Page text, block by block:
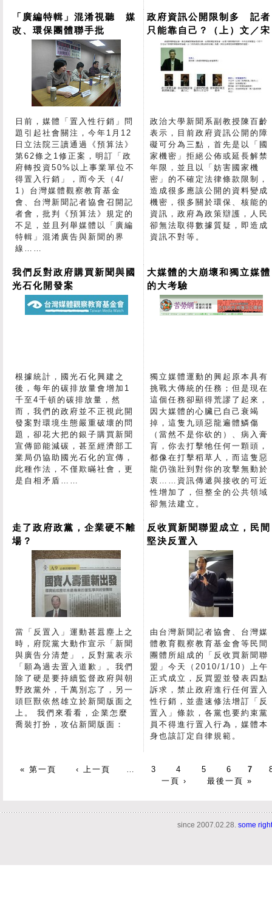
「廣編特輯」混淆視聽 媒
改、環保團體聯手批
日前，媒體「置入性行銷」問
題引起社會關注，今年1月12
日立法院三讀通過《預算法》
第62條之1修正案，明訂「政
府轉投資50%以上事業單位不
得置入行銷」，而今天（4/
1）台灣媒體觀察教育基金
會、台灣新聞記者協會召開記
者會，批判《預算法》規定的
不足，並且列舉媒體以「廣編
特輯」混淆廣告與新聞的界
線……
政府資訊公開限制多 記者
只能靠自己？（上）文／宋
小海
政治大學新聞系副教授陳百齡
表示，目前政府資訊公開的障
礙可分為三點，首先是以「國
家機密」拒絕公佈或延長解禁
年限，並且以「妨害國家機
密」的不確定法律條款限制，
造成很多應該公開的資料變成
機密，很多關於環保、核能的
資訊，政府為政策辯護，人民
卻無法取得數據質疑，即造成
資訊不對等。
我們反對政府購買新聞與國
光石化開發案
根據統計，國光石化興建之
後，每年的碳排放量會增加1
千至4千頓的碳排放量，然
而，我們的政府並不正視此開
發案對環境生態嚴重破壞的問
題，卻花大把的銀子購買新聞
宣傳節能減碳，甚至經濟部工
業局仍協助國光石化的宣傳，
此種作法，不僅欺瞞社會，更
是自相矛盾……
大媒體的大崩壞和獨立媒體
的大考驗
獨立媒體運動的興起原本具有
挑戰大傳統的任務；但是現在
這個任務卻顯得荒謬了起來，
因大媒體的心臟已自己衰竭
掉，這隻九頭惡龍遍體鱗傷
（當然不是你砍的）、病入膏
肓，你去打擊牠任何一顆頭，
都像在打擊稻草人，而這隻惡
龍仍強壯到對你的攻擊無動於
衷……資訊傳遞與接收的可近
性增加了，但整全的公共領域
卻無法建立。
走了政府政黨，企業硬不離
場？
當「反置入」運動甚囂塵上之
時，府院黨大動作宣示「新聞
與廣告分清楚」，反對黨表示
「願為過去置入道歉」。我們
除了硬是要持續監督政府與朝
野政黨外，千萬別忘了，另一
頭巨獸依然雄立於新聞版面之
上。 我們來看看，企業怎麼
喬裝打扮，攻佔新聞版面：
反收買新聞聯盟成立，民間
堅決反置入
由台灣新聞記者協會、台灣媒
體教育觀察教育基金會等民間
團體所組成的「反收買新聞聯
盟」今天（2010/1/10）上午
正式成立，反買盟並發表四點
訴求，禁止政府進行任何置入
性行銷，並盡速修法增訂「反
置入」條款，各黨也要約束黨
員不得進行置入行為，媒體本
身也該訂定自律規範。
« 第一頁 ‹ 上一頁 3 4 5 6 7
一頁 ›
最後一頁 »
since 2007.02.28. some